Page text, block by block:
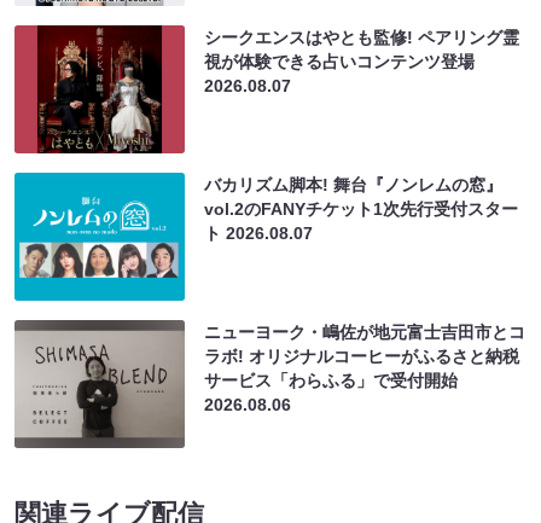
シークエンスはやとも監修! ペアリング霊
視が体験できる占いコンテンツ登場
2026.08.07
バカリズム脚本! 舞台『ノンレムの窓』
vol.2のFANYチケット1次先行受付スター
ト2026.08.07
ニューヨーク・嶋佐が地元富士吉田市とコ
ラボ! オリジナルコーヒーがふるさと納税
サービス「わらふる」で受付開始
2026.08.06
関連ライブ配信